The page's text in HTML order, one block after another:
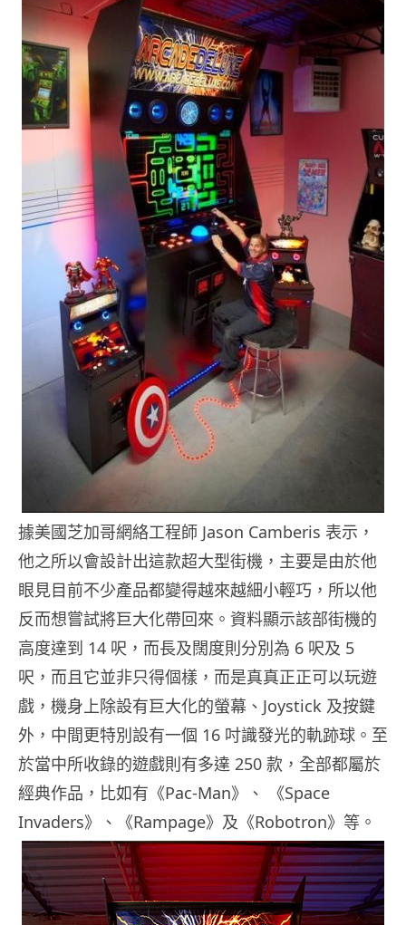
據美國芝加哥網絡工程師 Jason Camberis 表示，
他之所以會設計出這款超大型街機，主要是由於他
眼見目前不少產品都變得越來越細小輕巧，所以他
反而想嘗試將巨大化帶回來。資料顯示該部街機的
高度達到 14 呎，而長及闊度則分別為 6 呎及 5
呎，而且它並非只得個樣，而是真真正正可以玩遊
戲，機身上除設有巨大化的螢幕、Joystick 及按鍵
外，中間更特別設有一個 16 吋識發光的軌跡球。至
於當中所收錄的遊戲則有多達 250 款，全部都屬於
經典作品，比如有《Pac-Man》、 《Space
Invaders》、《Rampage》及《Robotron》等。